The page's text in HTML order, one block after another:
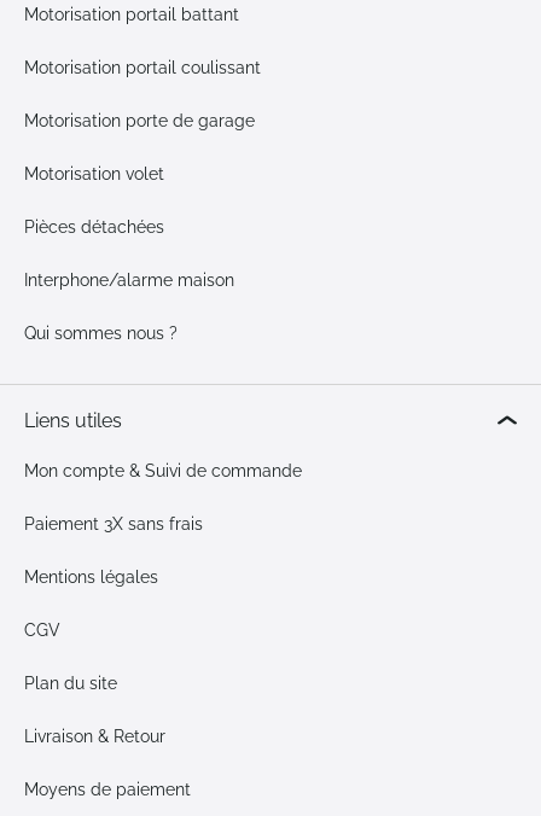
Motorisation portail battant
Motorisation portail coulissant
Motorisation porte de garage
Motorisation volet
Pièces détachées
Interphone/alarme maison
Qui sommes nous ?
Liens utiles
Mon compte & Suivi de commande
Paiement 3X sans frais
Mentions légales
CGV
Plan du site
Livraison & Retour
Moyens de paiement